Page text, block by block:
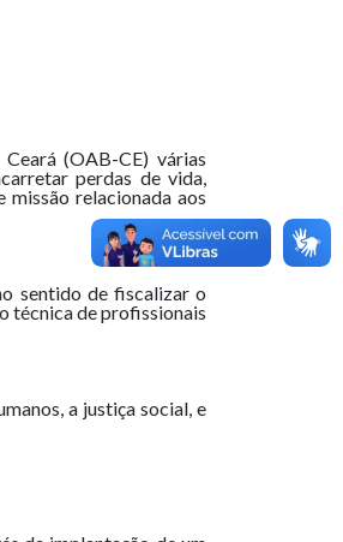
(OAB-CE) várias
perdas de vida,
relacionada aos
sentido de fiscalizar o
técnica de profissionais
a justiça social, e